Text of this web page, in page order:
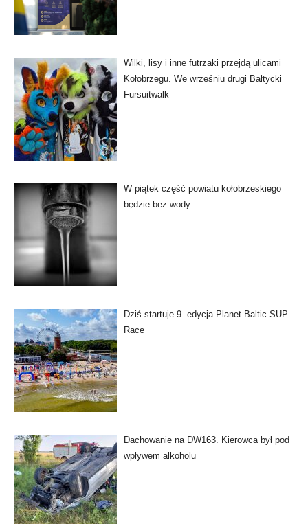
Wilki, lisy i inne futrzaki przejdą ulicami
Kołobrzegu. We wrześniu drugi Bałtycki
Fursuitwalk
W piątek część powiatu kołobrzeskiego
będzie bez wody
Dziś startuje 9. edycja Planet Baltic SUP
Race
Dachowanie na DW163. Kierowca był pod
wpływem alkoholu